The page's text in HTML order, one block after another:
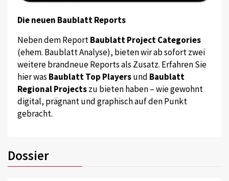
Die neuen Baublatt Reports
Neben dem ReportBaublatt Project Categories
(ehem. Baublatt Analyse), bieten wir ab sofort zwei
weitere brandneue Reports als Zusatz. Erfahren Sie
hier was Baublatt Top Playersund Baublatt
Regional Projectszu bieten haben – wie gewohnt
digital, prägnant und graphisch auf den Punkt
gebracht.
Dossier